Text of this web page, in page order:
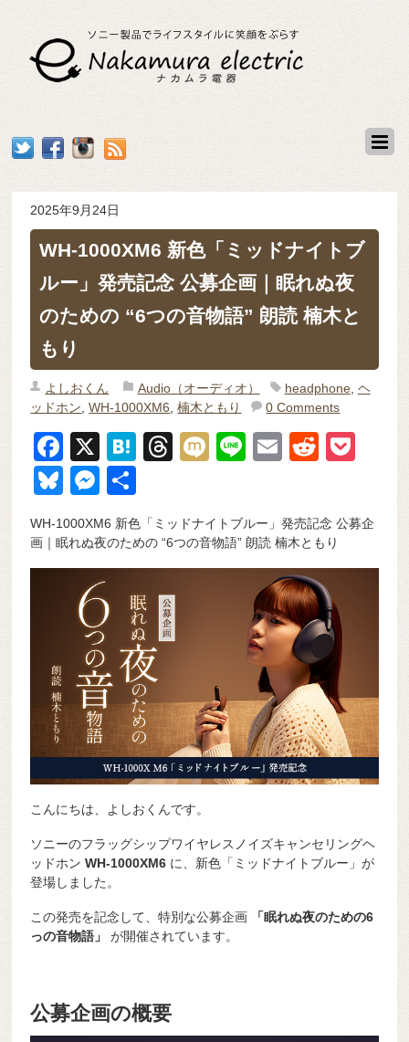
2025年9月24日
WH-1000XM6 新色「ミッドナイトブ
ルー」発売記念 公募企画｜眠れぬ夜
のための “6つの音物語” 朗読 楠木と
もり
よしおくん Audio（オーディオ） headphone, ヘ
ッドホン ,WH-1000XM6 ,楠木ともり 0 Comments
F
a
c
e
b
o
o
X
H
n
a
T
a
d
s
M
Li
E
R
di
t
et
Bl
e
sk
y
M
e
ss
e
n
g
er
有
WH-1000XM6 新色「ミッドナイトブルー」発売記念 公募企
画｜眠れぬ夜のための “6つの音物語” 朗読 楠木ともり
こんにちは、よしおくんです。
ソニーのフラッグシップワイヤレスノイズキャンセリングヘ
ッドホンWH-1000XM6 に、新色「ミッドナイトブルー」が
登場しました。
この発売を記念して、特別な公募企画
「眠れぬ夜のための6
っの音物語」
が開催されています。
公募企画の概要